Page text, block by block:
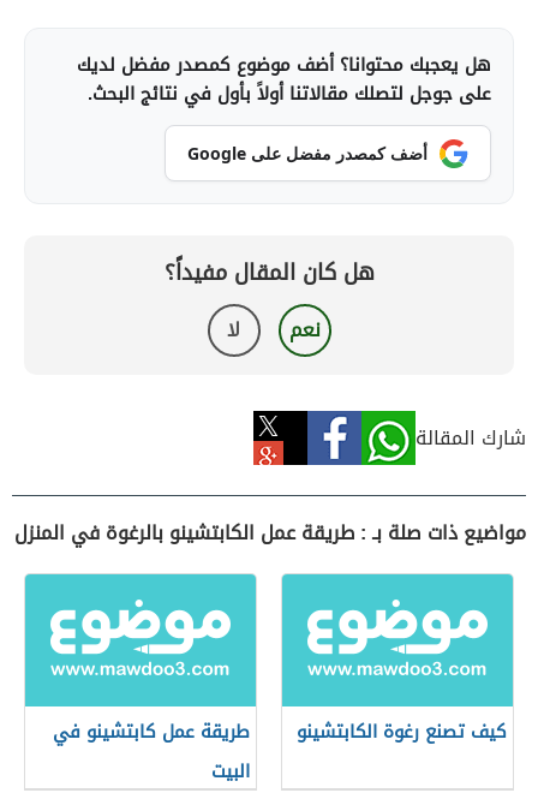
هل يعجبك محتوانا؟ أضف موضوع كمصدر مفضل لديك
على جوجل لتصلك مقالاتنا أولاً بأول في نتائج البحث.
أضف كمصدر مفضل على Google
هل كان المقال مفيداً؟
نعم لا
شارك المقالة
مواضيع ذات صلة بـ : طريقة عمل الكابتشينو بالرغوة في المنزل
كيف تصنع رغوة الكابتشينو
طريقة عمل كابتشينو في
البيت